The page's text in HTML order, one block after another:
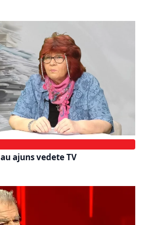
ajuns vedete TV